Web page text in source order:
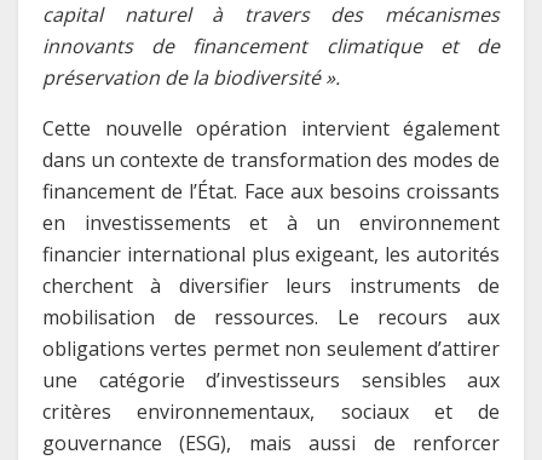
capital naturel à travers des mécanismes
innovants de financement climatique et de
préservation de la biodiversité ».
Cette nouvelle opération intervient également
dans un contexte de transformation des modes de
financement de l’État. Face aux besoins croissants
en investissements et à un environnement
financier international plus exigeant, les autorités
cherchent à diversifier leurs instruments de
mobilisation de ressources. Le recours aux
obligations vertes permet non seulement d’attirer
une catégorie d’investisseurs sensibles aux
critères environnementaux, sociaux et de
gouvernance (ESG), mais aussi de renforcer